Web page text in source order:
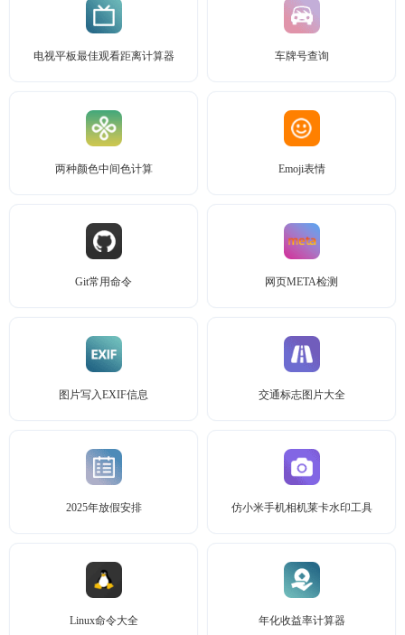
电视平板最佳观看距离计算器 车牌号查询
两种颜色中间色计算 Emoji表情
Git常用命令 网页META检测
图片写入EXIF信息 交通标志图片大全
2025年放假安排 仿小米手机相机莱卡水印工具
Linux命令大全 年化收益率计算器